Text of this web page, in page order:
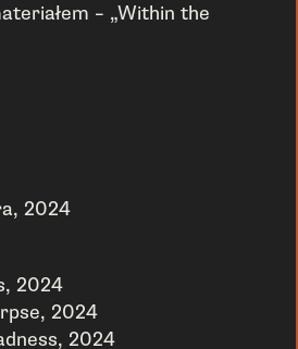
– „Within the
2024
2024
2024
2024